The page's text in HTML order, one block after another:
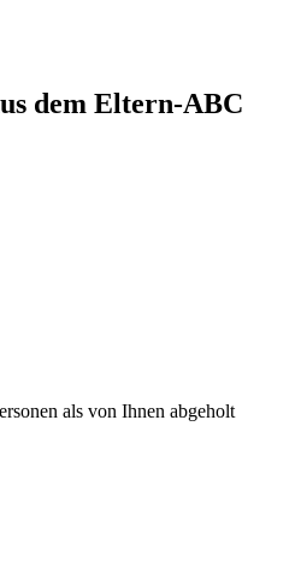
dem Eltern-ABC
als von Ihnen abgeholt